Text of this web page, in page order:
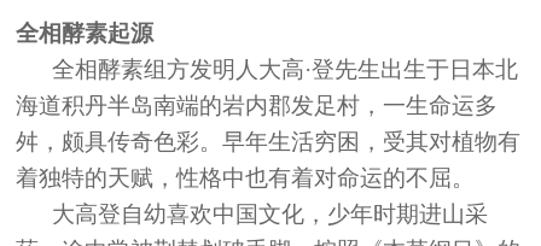
全相酵素起源
全相酵素组方发明人大高·登先生出生于日本北
海道积丹半岛南端的岩内郡发足村，一生命运多
舛，颇具传奇色彩。早年生活穷困，受其对植物有
着独特的天赋，性格中也有着对命运的不屈。
大高登自幼喜欢中国文化，少年时期进山采